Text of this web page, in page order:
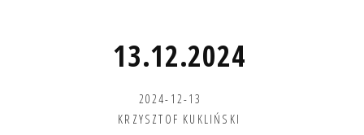
13.12.2024
2024-12-13
KRZYSZTOF KUKLIŃSKI